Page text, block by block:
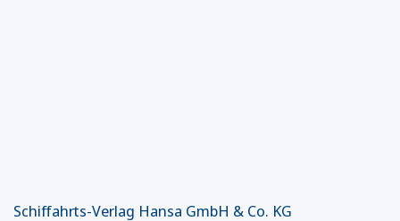
Schiffahrts-Verlag Hansa GmbH & Co. KG